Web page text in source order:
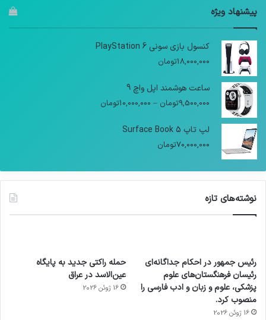
پیشنهاد ویژه
کنسول بازی سونی PlayStation 6
18,000,000تومان
ساعت هوشمند اپل واچ 9
9,500,000تومان –
10,000,000تومان
لپ تاپ Surface Book 5
70,000,000تومان
نوشته‌های تازه
رئیس جمهور در احکام جداگانه‌ای
رئیسان فرهنگستان‌های علوم
پزشکی، علوم و زبان و ادب فارسی را
منصوب کرد.
16 ژوئن 2026
حمله راکتی جدید به پایگاه
عین‌الاسد در عراق
16 ژوئن 2026